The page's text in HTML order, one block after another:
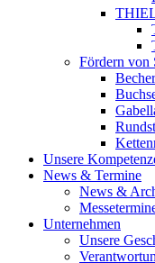
Fördern von
Unsere
News & Termine
News &
Unternehmen
Unsere